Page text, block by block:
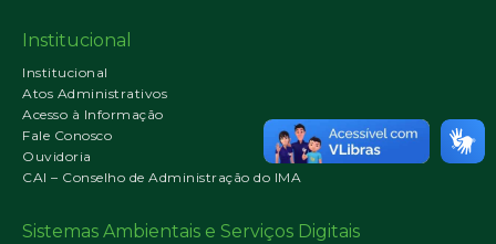
Institucional
Institucional
Atos Administrativos
Acesso à Informação
Fale Conosco
Ouvidoria
CAI – Conselho de Administração do IMA
Sistemas Ambientais e Serviços Digitais